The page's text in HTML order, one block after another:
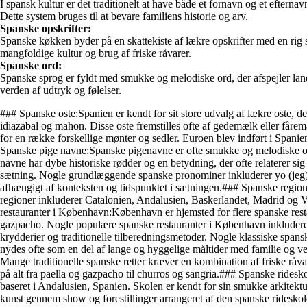
I spansk kultur er det traditionelt at have både et fornavn og et
Dette system bruges til at bevare familiens historie og arv.
Spanske opskrifter:
Spanske køkken byder på en skattekiste af lækre opskrifter med en
mangfoldige kultur og brug af friske råvarer.
Spanske ord:
Spanske sprog er fyldt med smukke og melodiske ord, der afspejler
verden af udtryk og følelser.
### Spanske oste:Spanien er kendt for sit store udvalg af lækre oste,
idiazabal og mahon. Disse oste fremstilles ofte af gedemælk eller
for en række forskellige mønter og sedler. Euroen blev indført i
Spanske pige navne:Spanske pigenavne er ofte smukke og
navne har dybe historiske rødder og en betydning, der ofte relaterer
sætning. Nogle grundlæggende spanske pronominer inkluderer yo
afhængigt af konteksten og tidspunktet i sætningen.### Spanske
regioner inkluderer Catalonien, Andalusien, Baskerlandet, Madrid og
restauranter i København:København er hjemsted for flere spanske
gazpacho. Nogle populære spanske restauranter i København
krydderier og traditionelle tilberedningsmetoder. Nogle klassiske
nydes ofte som en del af lange og hyggelige måltider med familie og
Mange traditionelle spanske retter kræver en kombination af friske
på alt fra paella og gazpacho til churros og sangria.### Spanske
baseret i Andalusien, Spanien. Skolen er kendt for sin smukke
kunst gennem show og forestillinger arrangeret af den spanske